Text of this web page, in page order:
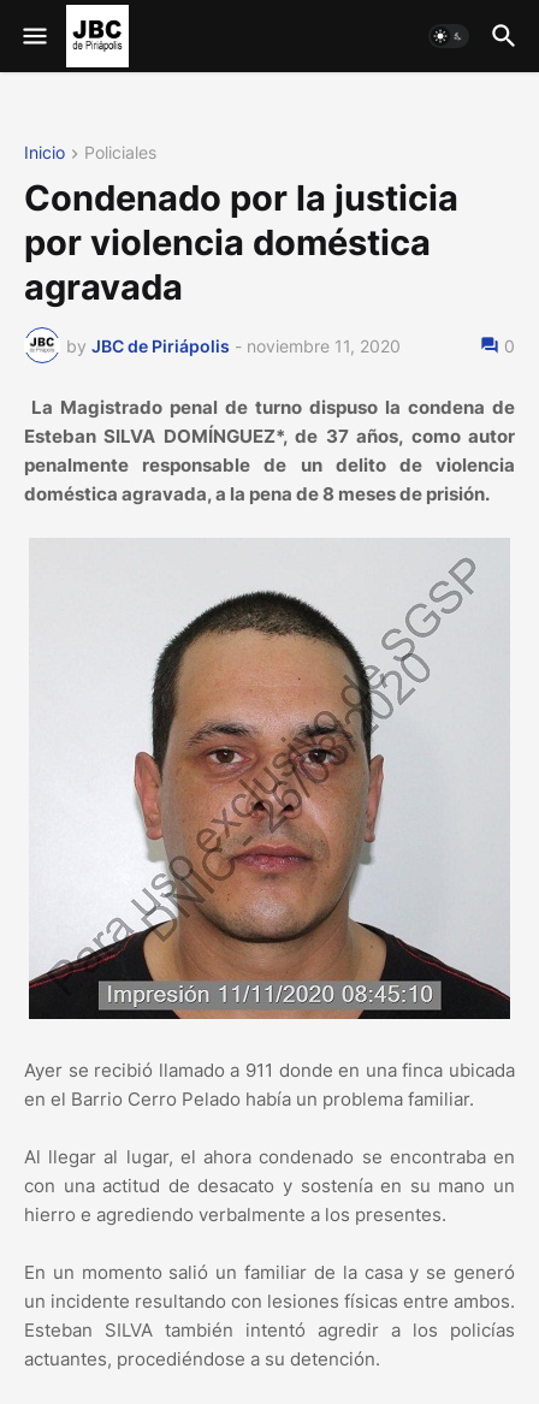
Inicio Policiales
Condenado por la justicia
por violencia doméstica
agravada
by JBC de Piriápolis - noviembre 11, 2020 0
La Magistrado penal de turno dispuso la condena de
Esteban SILVA DOMÍNGUEZ*, de 37 años, como autor
penalmente responsable de un delito de violencia
doméstica agravada, a la pena de 8 meses de prisión.
Ayer se recibió llamado a 911 donde en una finca ubicada
en el Barrio Cerro Pelado había un problema familiar.
Al llegar al lugar, el ahora condenado se encontraba en
con una actitud de desacato y sostenía en su mano un
hierro e agrediendo verbalmente a los presentes.
En un momento salió un familiar de la casa y se generó
un incidente resultando con lesiones físicas entre ambos.
Esteban SILVA también intentó agredir a los policías
actuantes, procediéndose a su detención.